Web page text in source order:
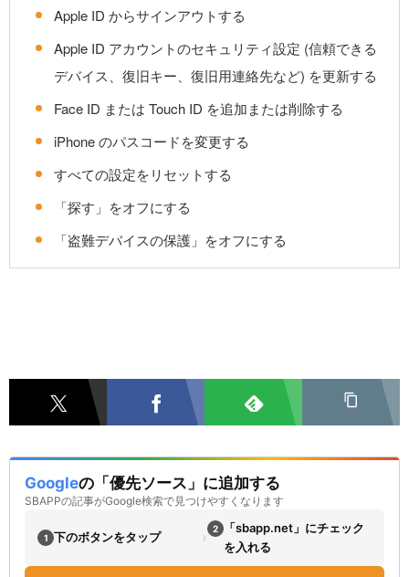
Apple ID からサインアウトする
Apple ID アカウントのセキュリティ設定 (信頼できる
デバイス、復旧キー、復旧用連絡先など) を更新する
Face ID または Touch ID を追加または削除する
iPhone のパスコードを変更する
すべての設定をリセットする
「探す」をオフにする
「盗難デバイスの保護」をオフにする
Googleの「優先ソース」に追加する
SBAPPの記事がGoogle検索で見つけやすくなります
1 下のボタンをタップ › 2
「sbapp.net」にチェック
を入れる